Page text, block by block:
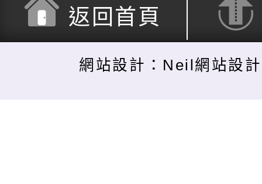
返回首頁
網站設計：Neil網站設